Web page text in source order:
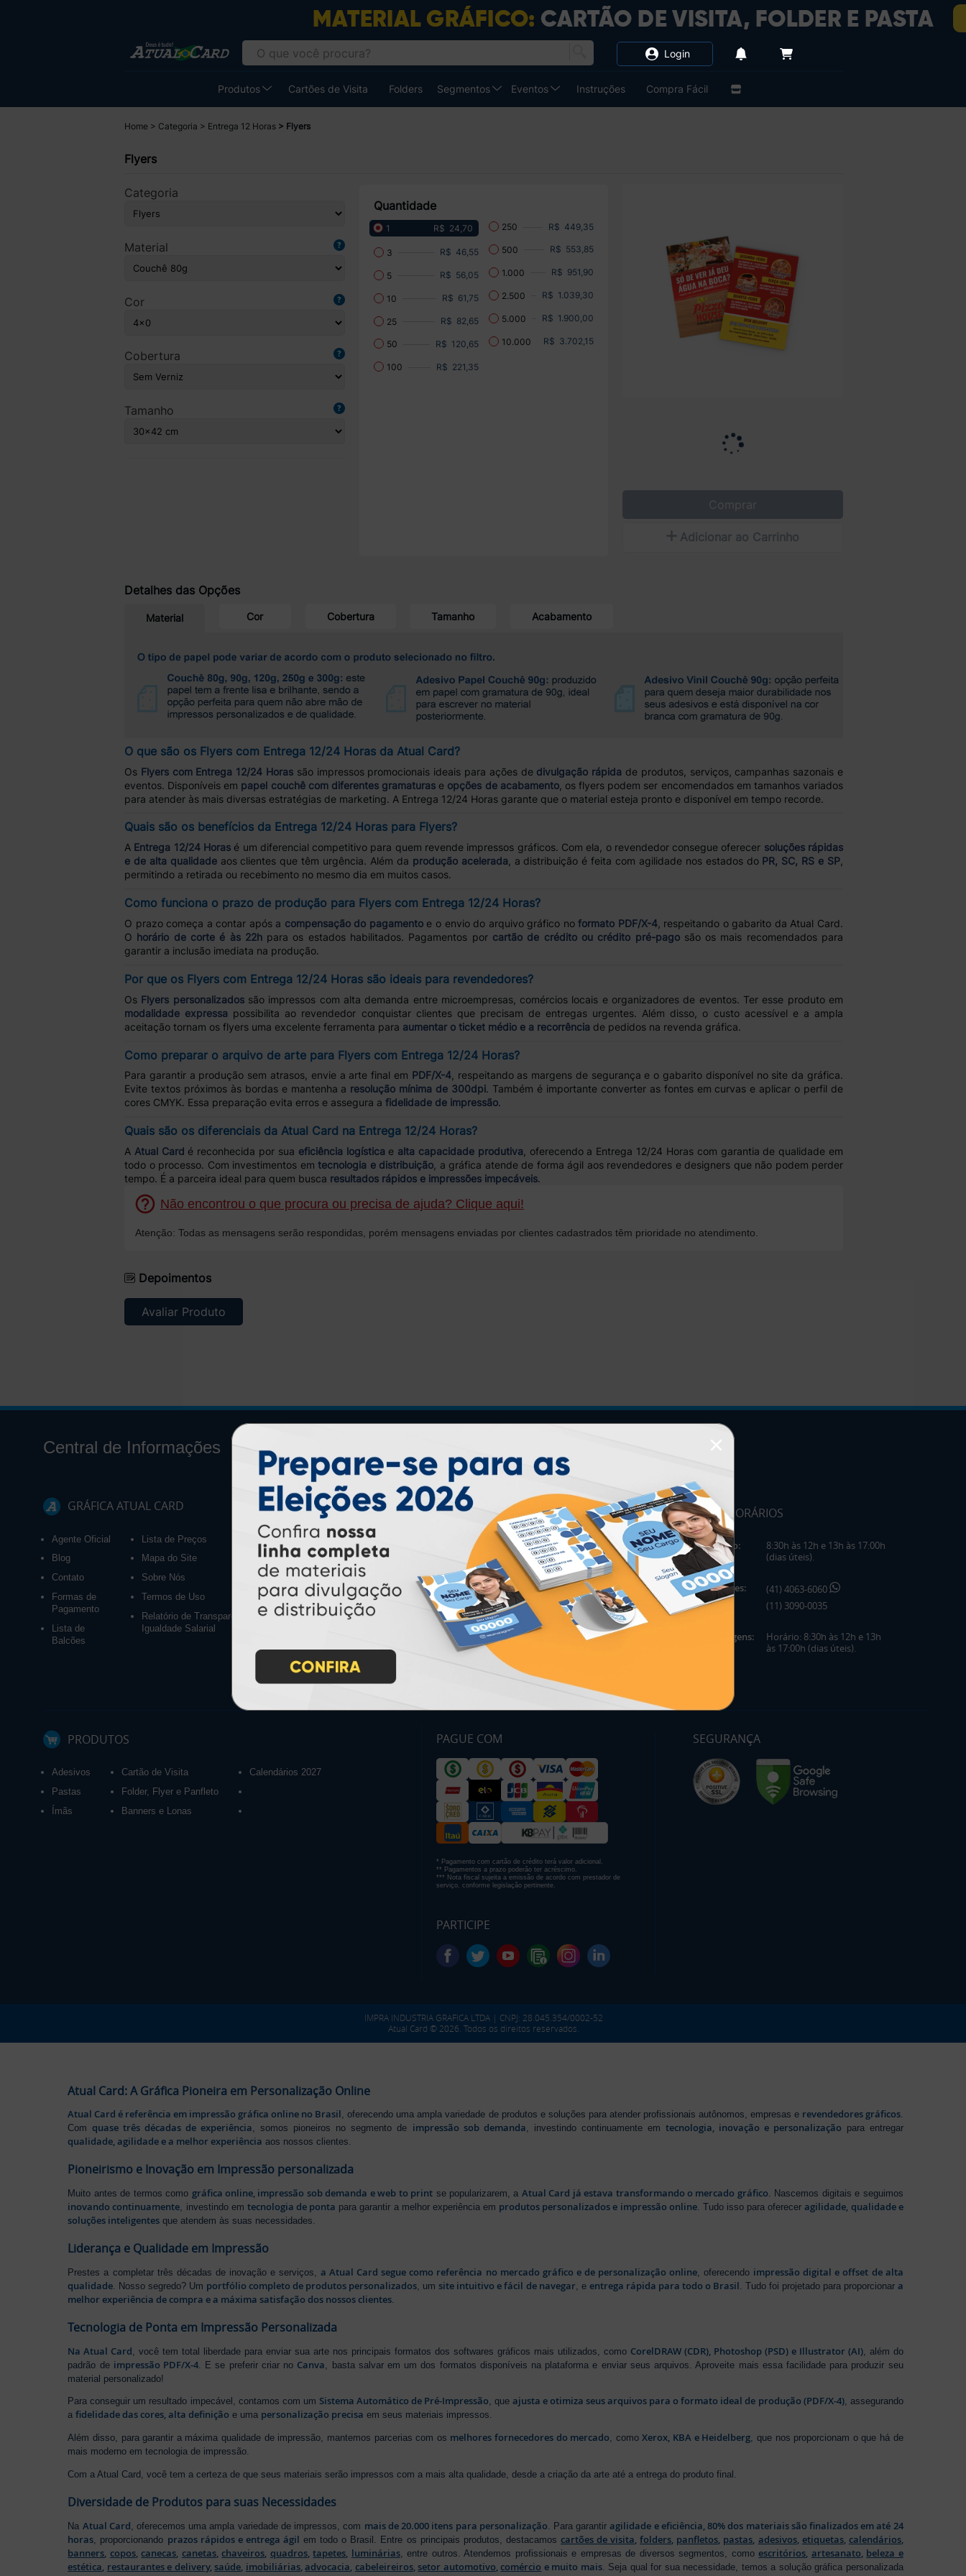
Produtos Cartões de Visita Folders Segmentos Eventos Instruções Compra Fácil
Login
Home Categoria Entrega 12 Horas Flyers
Flyers
Categoria
Material
Cor
Cobertura
Tamanho
Quantidade
1 R$ 24,70
3 R$ 46,55
5 R$ 56,05
10 R$ 61,75
25 R$ 82,65
50 R$ 120,65
100 R$ 221,35
250 R$ 449,35
500 R$ 553,85
1.000 R$ 951,90
2.500 R$ 1.039,30
5.000 R$ 1.900,00
10.000 R$ 3.702,15
Comprar
Adicionar ao Carrinho
Detalhes das Opções
Material Cor Cobertura Tamanho Acabamento
O que são os Flyers com Entrega 12/24 Horas da Atual Card?
Os Flyers com Entrega 12/24 Horas são impressos promocionais ideais para ações de divulgação rápida de produtos, serviços, campanhas sazonais e
eventos. Disponíveis em papel couchê com diferentes gramaturas e opções de acabamento, os flyers podem ser encomendados em tamanhos variados
para atender às mais diversas estratégias de marketing. A Entrega 12/24 Horas garante que o material esteja pronto e disponível em tempo recorde.
Quais são os benefícios da Entrega 12/24 Horas para Flyers?
A Entrega 12/24 Horasé um diferencial competitivo para quem revende impressos gráficos. Com ela, o revendedor consegue oferecer soluções rápidas
e de alta qualidadeaos clientes que têm urgência. Além da produção acelerada , a distribuição é feita com agilidade nos estados do PR, SC, RS e SP
permitindo a retirada ou recebimento no mesmo dia em muitos casos.
Como funciona o prazo de produção para Flyers com Entrega 12/24 Horas?
O prazo começa a contar após a compensação do pagamentoe o envio do arquivo gráfico noformato PDF/X-4, respeitando o gabarito da Atual Card.
O horário de corte é às 22hpara os estados habilitados. Pagamentos por cartão de crédito ou crédito pré-pagosão os mais recomendados para
garantir a inclusão imediata na produção.
Por que os Flyers com Entrega 12/24 Horas são ideais para revendedores?
Os Flyers personalizadossão impressos com alta demanda entre microempresas, comércios locais e organizadores de eventos. Ter esse produto em
modalidade expressa possibilita ao revendedor conquistar clientes que precisam de entregas urgentes. Além disso, o custo acessível e a ampla
aceitação tornam os flyers uma excelente ferramenta para aumentar o ticket médio e a recorrência de pedidos na revenda gráfica.
Como preparar o arquivo de arte para Flyers com Entrega 12/24 Horas?
Para garantir a produção sem atrasos, envie a arte final em PDF/X-4, respeitando as margens de segurança e o gabarito disponível no site da gráfica.
Evite textos próximos às bordas e mantenha a resolução mínima de 300dpi. Também é importante converter as fontes em curvas e aplicar o perfil de
cores CMYK. Essa preparação evita erros e assegura a fidelidade de impressão.
Quais são os diferenciais da Atual Card na Entrega 12/24 Horas?
A Atual Card é reconhecida por sua eficiência logística e alta capacidade produtiva , oferecendo a Entrega 12/24 Horas com garantia de qualidade em
todo o processo. Com investimentos em tecnologia e distribuição , a gráfica atende de forma ágil aos revendedores e designers que não podem perder
tempo. É a parceira ideal para quem busca resultados rápidos e impressões impecáveis.
Não encontrou o que procura ou precisa de ajuda? Clique aqui!
Atenção: Todas as mensagens serão respondidas, porém mensagens enviadas por clientes cadastrados têm prioridade no atendimento.
Depoimentos
Avaliar Produto
Central de Informações
GRÁFICA ATUAL CARD
Agente Oficial
Blog
Contato
Formas de
Pagamento
Lista de
Balcões
Lista de Preços
Mapa do Site
Sobre Nós
Termos de Uso
Relatório de Transparência e
Igualdade Salarial
INSTRUÇÕES
Inicio
Como Comprar
Como exportar em
PDF/X1-a
Entrega 12 Horas
Garantia
Montagem e Fechamento de
Arquivo
Perguntas Frequentes
HORÁRIOS
Horário:
8:30h às 12h e 13h às 17:00h
(dias úteis).
Telefones:
(41) 4063-6060
(11) 3090-0035
Mensagens:
Horário: 8:30h às 12h e 13h
às 17:00h (dias úteis).
PRODUTOS
Adesivos
Pastas
Ímãs
Cartão de Visita
Folder, Flyer e Panfleto
Banners e Lonas
Calendários 2027
PAGUE COM
* Pagamento com cartão de crédito terá valor adicional.
** Pagamentos a prazo poderão ter acréscimo.
*** Nota fiscal sujeita a emissão de acordo com prestador de
serviço, conforme legislação pertinente.
PARTICIPE
SEGURANÇA
IMPRA INDUSTRIA GRAFICA LTDA | CNPJ: 28.045.354/0002-52
Atual Card © 2026. Todos os direitos reservados.
Atual Card: A Gráfica Pioneira em Personalização Online
Atual Card é referência em impressão gráfica online no Brasil, oferecendo uma ampla variedade de produtos e soluções para atender profissionais autônomos, empresas e revendedores gráficos.
Comquase três décadas de experiência, somos pioneiros no segmento de impressão sob demanda, investindo continuamente em tecnologia, inovação e personalização para entregar
qualidade, agilidade e a melhor experiência aos nossos clientes.
Pioneirismo e Inovação em Impressão personalizada
Muito antes de termos como gráfica online, impressão sob demanda e web to print se popularizarem, a Atual Card já estava transformando o mercado gráfico. Nascemos digitais e seguimos
inovando continuamente, investindo em tecnologia de ponta para garantir a melhor experiência em produtos personalizados e impressão online. Tudo isso para ofereceragilidade, qualidade e
soluções inteligentes que atendem às suas necessidades.
Liderança e Qualidade em Impressão
Prestes a completar três décadas de inovação e serviços,a Atual Card segue como referência no mercado gráfico e de personalização online , oferecendo impressão digital e offset de alta
qualidade . Nosso segredo? Um portfólio completo de produtos personalizados , um site intuitivo e fácil de navegar , e entrega rápida para todo o Brasil . Tudo foi projetado para proporcionar a
melhor experiência de compra e a máxima satisfação dos nossos clientes
Tecnologia de Ponta em Impressão Personalizada
Na Atual Card , você tem total liberdade para enviar sua arte nos principais formatos dos softwares gráficos mais utilizados, como CorelDRAW (CDR), Photoshop (PSD) e Illustrator (AI), além do
padrão de impressão PDF/X-4 . E se preferir criar no Canva , basta salvar em um dos formatos disponíveis na plataforma e enviar seus arquivos. Aproveite mais essa facilidade para produzir seu
material personalizado!
Para conseguir um resultado impecável, contamos com um Sistema Automático de Pré-Impressão, queajusta e otimiza seus arquivos para o formato ideal de produção (PDF/X-4), assegurando
afidelidade das cores, alta definição e uma personalização precisa em seus materiais impressos.
Além disso, para garantir a máxima qualidade de impressão, mantemos parcerias com os melhores fornecedores do mercado, comoXerox, KBA e Heidelberg, que nos proporcionam o que há de
mais moderno em tecnologia de impressão.
Com a Atual Card, você tem a certeza de que seus materiais serão impressos com a mais alta qualidade, desde a criação da arte até a entrega do produto final.
Diversidade de Produtos para suas Necessidades
Na Atual Card , oferecemos uma ampla variedade de impressos, com mais de 20.000 itens para personalização . Para garantiragilidade e eficiência, 80% dos materiais são finalizados em até 24
horas , proporcionando prazos rápidos e entrega ágil em todo o Brasil. Entre os principais produtos, destacamos cartões de visita,folders, panfletos, pastas, adesivos, etiquetas, calendários,
banners, copos,canecas, canetas,chaveiros, quadros,tapetes, luminárias, entre outros. Atendemos profissionais e empresas de diversos segmentos, comoescritórios, artesanato, beleza e
estética, restaurantes e delivery, saúde, imobiliárias,advocacia, cabeleireiros, setor automotivo,comércio e muito mais. Seja qual for sua necessidade, temos a solução gráfica personalizada